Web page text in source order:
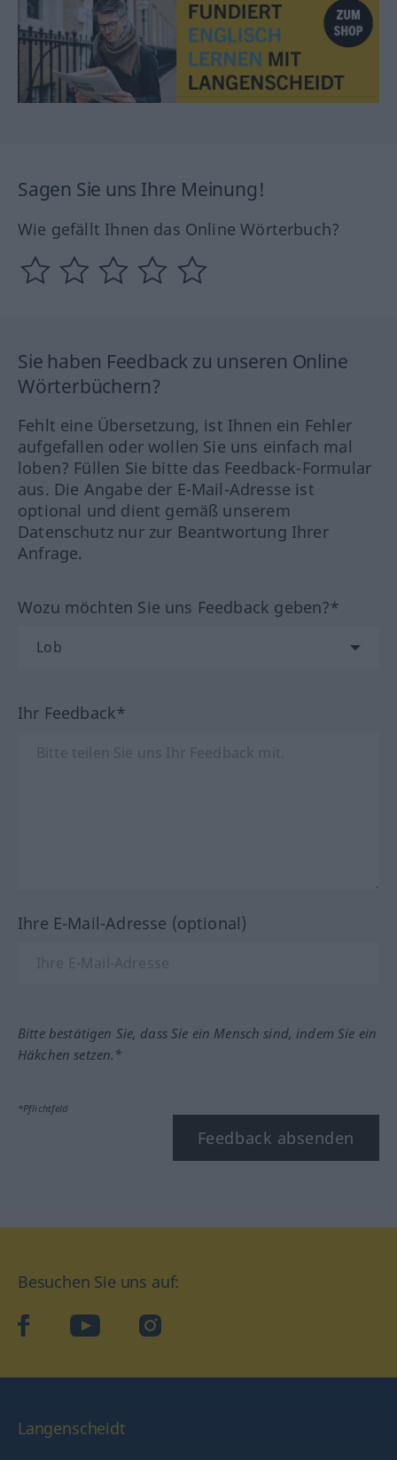
Sagen Sie uns Ihre Meinung!
Wie gefällt Ihnen das Online Wörterbuch?
Sie haben Feedback zu unseren Online
Wörterbüchern?
Fehlt eine Übersetzung, ist Ihnen ein Fehler
aufgefallen oder wollen Sie uns einfach mal
loben? Füllen Sie bitte das Feedback-Formular
aus. Die Angabe der E-Mail-Adresse ist
optional und dient gemäß unserem
Datenschutz nur zur Beantwortung Ihrer
Anfrage.
Wozu möchten Sie uns Feedback geben?*
Ihr Feedback*
Ihre E-Mail-Adresse (optional)
Bitte bestätigen Sie, dass Sie ein Mensch sind, indem Sie ein
Häkchen setzen.*
*Pflichtfeld
Feedback absenden
Besuchen Sie uns auf:
facebookYouTube Instagram
Langenscheidt